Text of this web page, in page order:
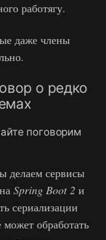
работягу.
даже члены
о редко
поговорим
делаем сервисы
Spring Boot 2 и
сериализации
может обработать